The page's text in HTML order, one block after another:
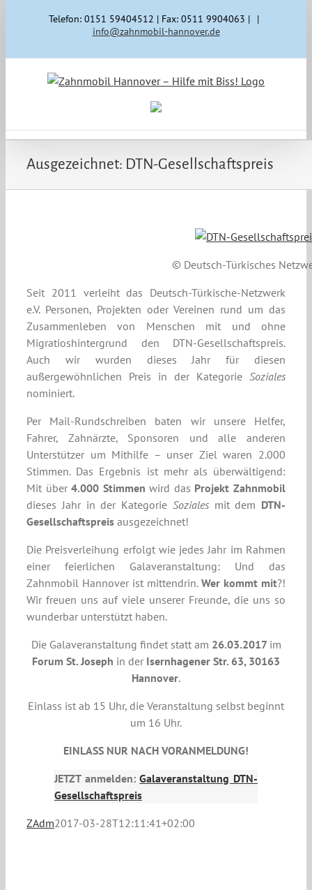
Telefon: 0151 59404512 | Fax: 0511 9904063 |
|
info@zahnmobil-hannover.de
Ausgezeichnet: DTN-Gesellschaftspreis
© Deutsch-Türkisches
Seit 2011 verleiht das Deutsch-Türkische-Netzwerk
e.V. Personen, Projekten oder Vereinen rund um das
Zusammenleben von Menschen mit und ohne
Migratioshintergrund den DTN-Gesellschaftspreis.
Auch wir wurden dieses Jahr für diesen
außergewöhnlichen Preis in der Kategorie Soziales
nominiert.
Per Mail-Rundschreiben baten wir unsere Helfer,
Fahrer, Zahnärzte, Sponsoren und alle anderen
Unterstützer um Mithilfe – unser Ziel waren 2.000
Stimmen. Das Ergebnis ist mehr als überwältigend:
Mit über4.000 Stimmen wird das Projekt Zahnmobil
dieses Jahr in der Kategorie Sozialesmit dem DTN-
Gesellschaftspreis ausgezeichnet!
Die Preisverleihung erfolgt wie jedes Jahr im Rahmen
einer feierlichen Galaveranstaltung: Und das
Zahnmobil Hannover ist mittendrin. Wer kommt mit?!
Wir freuen uns auf viele unserer Freunde, die uns so
wunderbar unterstützt haben.
Die Galaveranstaltung findet statt am 26.03.2017 im
Forum St. Joseph in der Isernhagener Str. 63, 30163
Hannover.
Einlass ist ab 15 Uhr, die Veranstaltung selbst beginnt
um 16 Uhr.
EINLASS NUR NACH VORANMELDUNG!
JETZT anmelden:Galaveranstaltung DTN-
Gesellschaftspreis
ZAdm2017-03-28T12:11:41+02:00